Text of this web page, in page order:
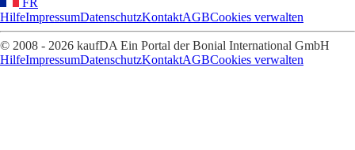
HilfeImpressumDatenschutzKontaktAGBCookies verwalten
© 2008 - 2026 kaufDA Ein Portal der Bonial International GmbH
HilfeImpressumDatenschutzKontaktAGBCookies verwalten